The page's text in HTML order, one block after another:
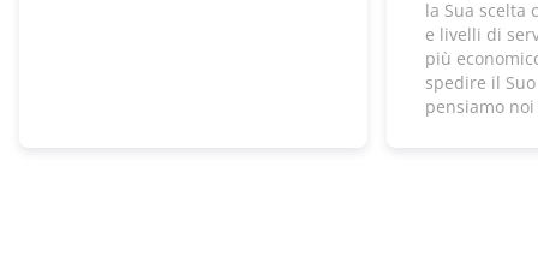
la Sua scelta
e livelli di
più
spedire il Suo
pensiamo noi